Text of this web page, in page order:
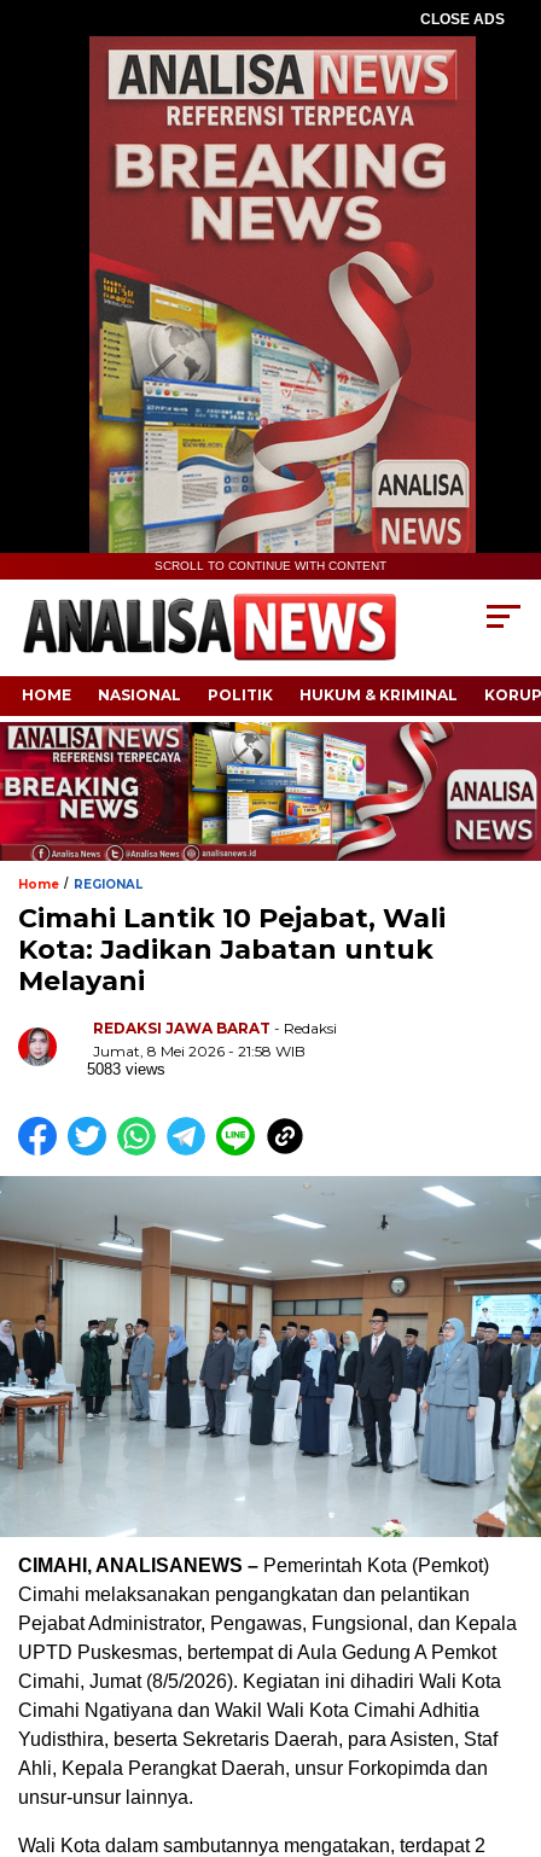
CLOSE ADS
SCROLL TO CONTINUE WITH CONTENT
HOME NASIONAL POLITIK HUKUM & KRIMINAL
Home / REGIONAL
Cimahi Lantik 10 Pejabat, Wali
Kota: Jadikan Jabatan untuk
Melayani
REDAKSI JAWA BARAT - Redaksi
Jumat, 8 Mei 2026 - 21:58 WIB
5083 views
CIMAHI, ANALISANEWS – Pemerintah Kota (Pemkot)
Cimahi melaksanakan pengangkatan dan pelantikan
Pejabat Administrator, Pengawas, Fungsional, dan Kepala
UPTD Puskesmas, bertempat di Aula Gedung A Pemkot
Cimahi, Jumat (8/5/2026). Kegiatan ini dihadiri Wali Kota
Cimahi Ngatiyana dan Wakil Wali Kota Cimahi Adhitia
Yudisthira, beserta Sekretaris Daerah, para Asisten, Staf
Ahli, Kepala Perangkat Daerah, unsur Forkopimda dan
unsur-unsur lainnya.
Wali Kota dalam sambutannya mengatakan, terdapat 2